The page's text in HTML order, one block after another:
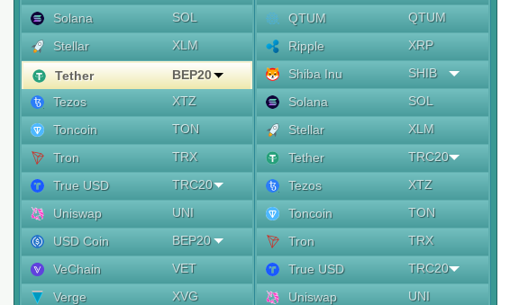
Solana
SOL
Stellar
XLM
Tether
BEP20
Tezos
XTZ
Toncoin
TON
Tron
TRX
True USD
TRC20
Uniswap
UNI
USD Coin
BEP20
VeChain
VET
Verge
XVG
QTUM
QTUM
Ripple
XRP
Shiba Inu
SHIB
Solana
SOL
Stellar
XLM
Tether
TRC20
Tezos
XTZ
Toncoin
TON
Tron
TRX
True USD
TRC20
Uniswap
UNI